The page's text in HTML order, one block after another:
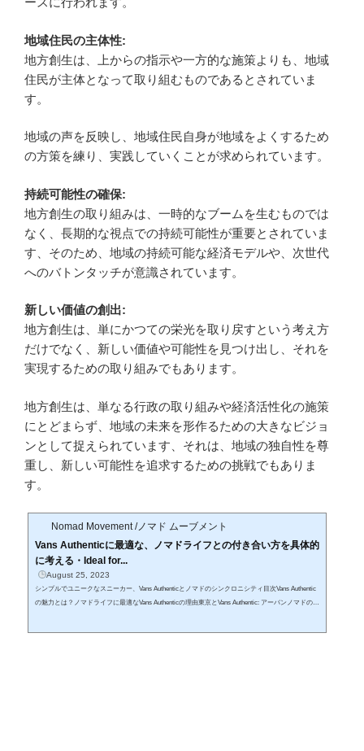
地域住民の主体性:
地方創生は、上からの指示や一方的な施策よりも、地域
住民が主体となって取り組むものであるとされていま
す。
地域の声を反映し、地域住民自身が地域をよくするため
の方策を練り、実践していくことが求められています。
持続可能性の確保:
地方創生の取り組みは、一時的なブームを生むものでは
なく、長期的な視点での持続可能性が重要とされていま
す、そのため、地域の持続可能な経済モデルや、次世代
へのバトンタッチが意識されています。
新しい価値の創出:
地方創生は、単にかつての栄光を取り戻すという考え方
だけでなく、新しい価値や可能性を見つけ出し、それを
実現するための取り組みでもあります。
地方創生は、単なる行政の取り組みや経済活性化の施策
にとどまらず、地域の未来を形作るための大きなビジョ
ンとして捉えられています、それは、地域の独自性を尊
重し、新しい可能性を追求するための挑戦でもありま
す。
Nomad Movement /ノマド ムーブメント
Vans Authenticに最適な、ノマドライフとの付き合い方を具体的
に考える・Ideal for...
August 25, 2023
シンプルでユニークなスニーカー、Vans Authenticとノマドのシンクロニシティ目次Vans Authentic
の魅力とは？ノマドライフに最適なVans Authenticの理由東京とVans Authentic: アーバンノマドのス